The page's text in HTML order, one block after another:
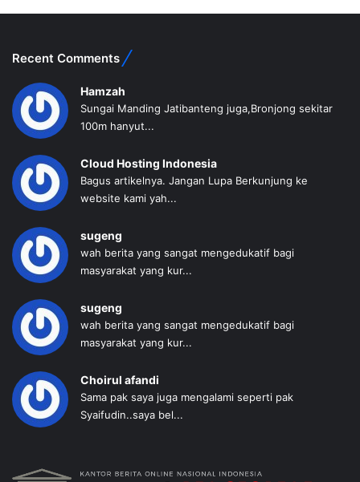
Recent Comments
Hamzah
Sungai Manding Jatibanteng juga,Bronjong sekitar
100m hanyut...
Cloud Hosting Indonesia
Bagus artikelnya. Jangan Lupa Berkunjung ke
website kami yah...
sugeng
wah berita yang sangat mengedukatif bagi
masyarakat yang kur...
sugeng
wah berita yang sangat mengedukatif bagi
masyarakat yang kur...
Choirul afandi
Sama pak saya juga mengalami seperti pak
Syaifudin..saya bel...